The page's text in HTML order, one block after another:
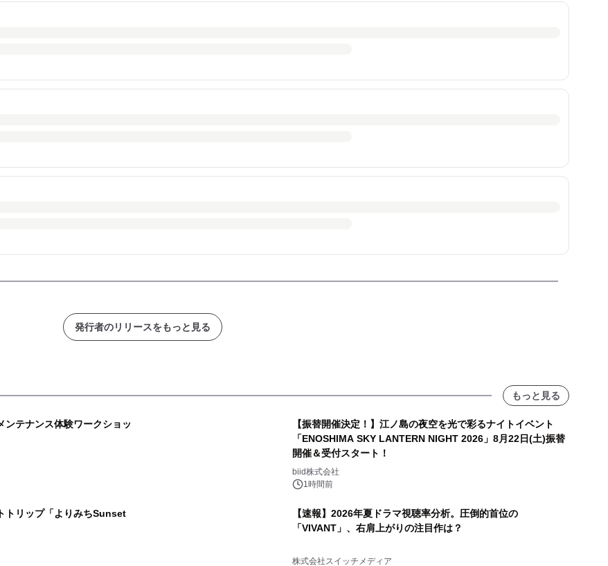
発行者のリリースをもっと見る
もっと見る
ンテナンス体験ワークショッ
【振替開催決定！】江ノ島の夜空を光で彩るナイトイベント
「ENOSHIMA SKY LANTERN NIGHT 2026」8月22日(土)振替
開催＆受付スタート！
biid株式会社
1時間前
トリップ「よりみちSunset
【速報】2026年夏ドラマ視聴率分析。圧倒的首位の
「VIVANT」、右肩上がりの注目作は？
株式会社スイッチメディア